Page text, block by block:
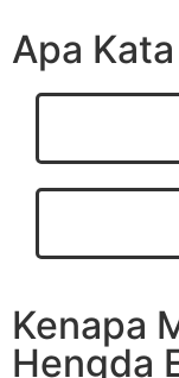
Apa
Kenapa
Hengda